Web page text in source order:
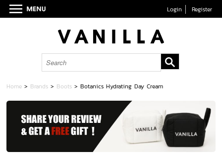
Login Register
Home > Brands > Boots >Botanics Hydrating Day Cream